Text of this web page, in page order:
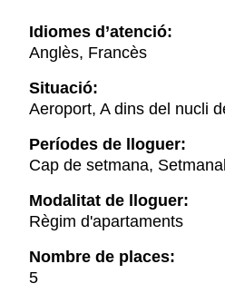
Idiomes d’atenció:
Anglès, Francès
Situació:
Aeroport, A dins del nucli
Períodes de lloguer:
Cap de setmana, Setmanal
Modalitat de lloguer:
Règim d'apartaments
Nombre de places:
5